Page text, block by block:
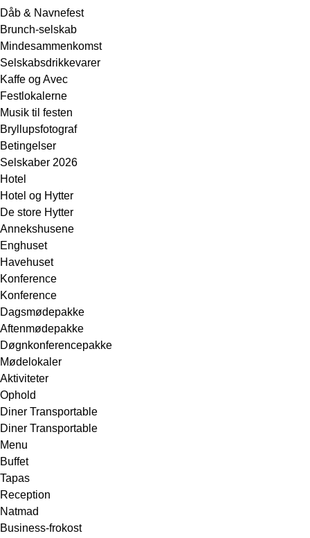
Dåb & Navnefest
Brunch-selskab
Mindesammenkomst
Selskabsdrikkevarer
Kaffe og Avec
Festlokalerne
Musik til festen
Bryllupsfotograf
Betingelser
Selskaber 2026
Hotel
Hotel og Hytter
De store Hytter
Annekshusene
Enghuset
Havehuset
Konference
Konference
Dagsmødepakke
Aftenmødepakke
Døgnkonferencepakke
Mødelokaler
Aktiviteter
Ophold
Diner Transportable
Diner Transportable
Menu
Buffet
Tapas
Reception
Natmad
Business-frokost